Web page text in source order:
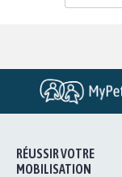
RÉUSSIR VOTRE
MOBILISATION